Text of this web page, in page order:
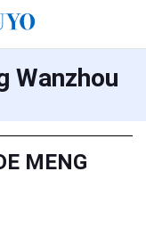
Wanzhou
MENG